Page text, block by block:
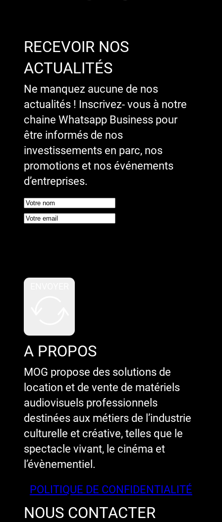
RECEVOIR NOS
ACTUALITÉS
Ne manquez aucune de nos
actualités ! Inscrivez- vous à notre
chaine Whatsapp Business pour
être informés de nos
investissements en parc, nos
promotions et nos événements
d’entreprises.
A PROPOS
MOG propose des solutions de
location et de vente de matériels
audiovisuels professionnels
destinées aux métiers de l’industrie
culturelle et créative, telles que le
spectacle vivant, le cinéma et
l’évènementiel.
POLITIQUE DE CONFIDENTIALITÉ
NOUS CONTACTER